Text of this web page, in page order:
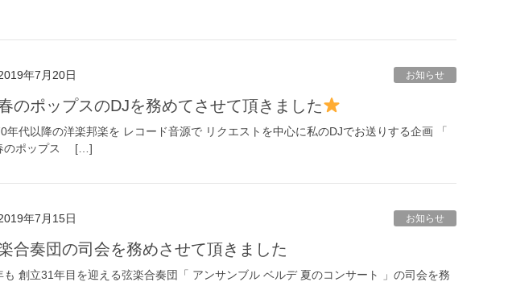
年7月20日 お知らせ
春のポップスのDJを務めてさせて頂きました
年代以降の洋楽邦楽を レコード音源で リクエストを中心に私のDJでお送りする企画 「
のポップス […]
年7月15日 お知らせ
楽合奏団の司会を務めさせて頂きました
も 創立31年目を迎える弦楽合奏団「 アンサンブル ベルデ 夏のコンサート 」の司会を務